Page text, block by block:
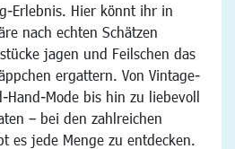
Erlebnis. Hier könnt ihr in
nach echten Schätzen
jagen und Feilschen das
ergattern. Von Vintage-
Hand-Mode bis hin zu liebevoll
– bei den zahlreichen
es jede Menge zu entdecken.